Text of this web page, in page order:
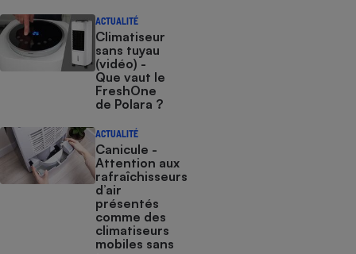
ACTUALITÉ
Climatiseur
sans tuyau
(vidéo) -
Que vaut le
FreshOne
de Polara ?
ACTUALITÉ
Canicule -
Attention aux
rafraîchisseurs
d’air
présentés
comme des
climatiseurs
mobiles sans